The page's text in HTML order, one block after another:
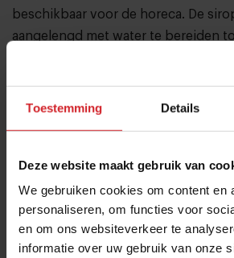
Toestemming Details
Deze website maakt gebruik van
We gebruiken cookies om content en
personaliseren, om functies voor
en om ons websiteverkeer te
informatie over uw gebruik van onze
beschikbaar voor de horeca. De
aangelengd met water te bereiden
maar worden ook gebruikt als
verkrijgbaar bij vrijwel alle
Over deze auteur
Expertise: Trendduidingen,